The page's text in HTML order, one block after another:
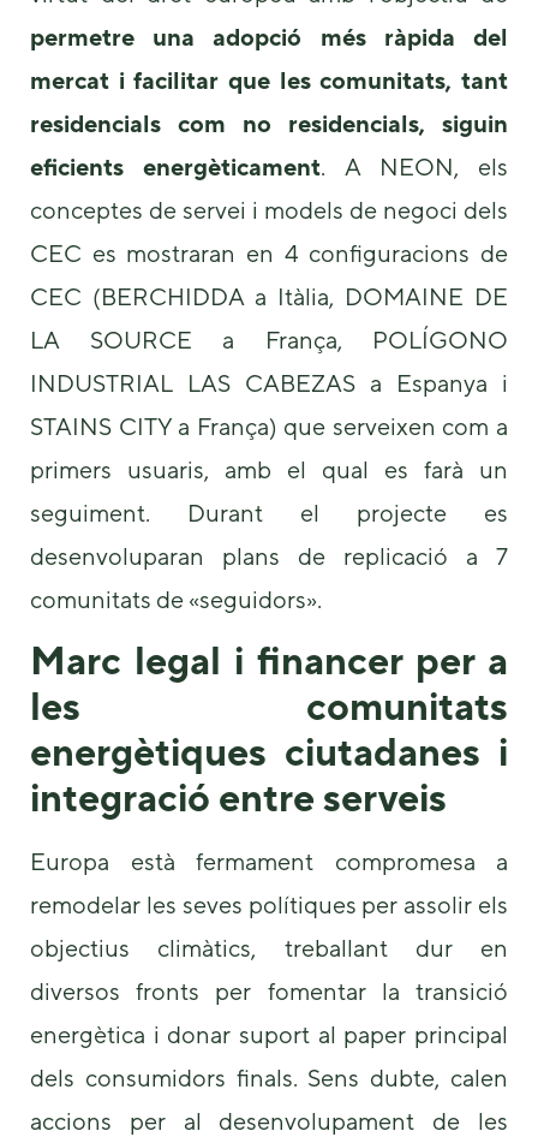
permetre una adopció més ràpida del
mercat i facilitar que les comunitats, tant
residencials com no residencials, siguin
eficients energèticament. A NEON, els
conceptes de servei i models de negoci dels
CEC es mostraran en 4 configuracions de
CEC (BERCHIDDA a Itàlia, DOMAINE DE
LA SOURCE a França, POLÍGONO
INDUSTRIAL LAS CABEZAS a Espanya i
STAINS CITY a França) que serveixen com a
primers usuaris, amb el qual es farà un
seguiment. Durant el projecte es
desenvoluparan plans de replicació a 7
comunitats de «seguidors».
Marc legal i financer per a
les comunitats
energètiques ciutadanes i
integració entre serveis
Europa està fermament compromesa a
remodelar les seves polítiques per assolir els
objectius climàtics, treballant dur en
diversos fronts per fomentar la transició
energètica i donar suport al paper principal
dels consumidors finals. Sens dubte, calen
accions per al desenvolupament de les
content and
offers.